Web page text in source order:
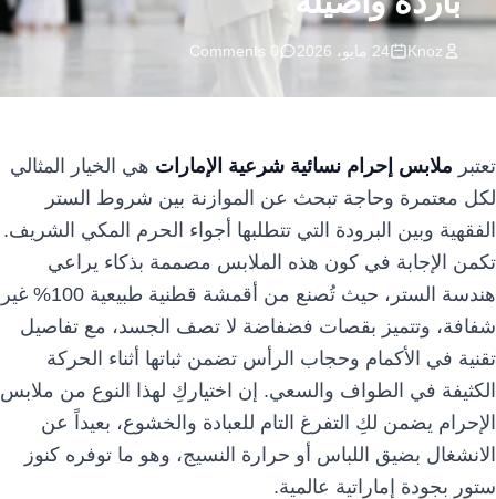
اللغة
العملة
Knoz 24 مايو، 2026 0 Comments
تعتبر ملابس إحرام نسائية شرعية الإمارات هي الخيار المثالي
لكل معتمرة وحاجة تبحث عن الموازنة بين شروط الستر
الفقهية وبين البرودة التي تتطلبها أجواء الحرم المكي الشريف.
تكمن الإجابة في كون هذه الملابس مصممة بذكاء يراعي
هندسة الستر، حيث تُصنع من أقمشة قطنية طبيعية 100% غير
شفافة، وتتميز بقصات فضفاضة لا تصف الجسد، مع تفاصيل
تقنية في الأكمام وحجاب الرأس تضمن ثباتها أثناء الحركة
الكثيفة في الطواف والسعي. إن اختياركِ لهذا النوع من ملابس
الإحرام يضمن لكِ التفرغ التام للعبادة والخشوع، بعيداً عن
الانشغال بضيق اللباس أو حرارة النسيج، وهو ما توفره كنوز
ستور بجودة إماراتية عالمية.